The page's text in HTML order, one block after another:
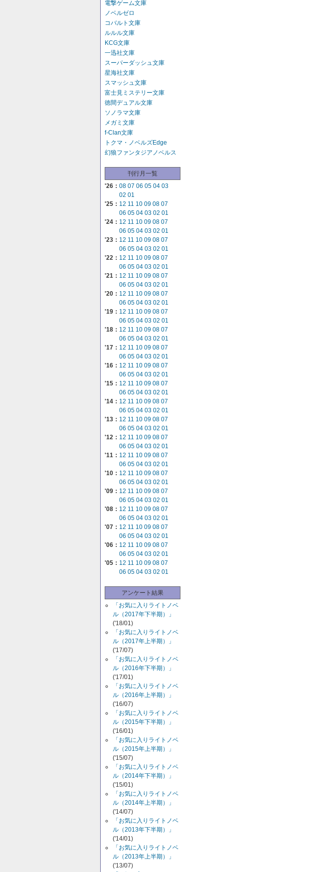
電撃ゲーム文庫
ノベルゼロ
コバルト文庫
ルルル文庫
KCG文庫
一迅社文庫
スーパーダッシュ文庫
星海社文庫
スマッシュ文庫
富士見ミステリー文庫
徳間デュアル文庫
ソノラマ文庫
メガミ文庫
f-Clan文庫
トクマ・ノベルズEdge
幻狼ファンタジアノベルス
刊行月一覧
'26： 08 07 06 05 04 03
02 01
'25： 12 11 10 09 08 07
06 05 04 03 02 01
'24： 12 11 10 09 08 07
06 05 04 03 02 01
'23： 12 11 10 09 08 07
06 05 04 03 02 01
'22： 12 11 10 09 08 07
06 05 04 03 02 01
'21： 12 11 10 09 08 07
06 05 04 03 02 01
'20： 12 11 10 09 08 07
06 05 04 03 02 01
'19： 12 11 10 09 08 07
06 05 04 03 02 01
'18： 12 11 10 09 08 07
06 05 04 03 02 01
'17： 12 11 10 09 08 07
06 05 04 03 02 01
'16： 12 11 10 09 08 07
06 05 04 03 02 01
'15： 12 11 10 09 08 07
06 05 04 03 02 01
'14： 12 11 10 09 08 07
06 05 04 03 02 01
'13： 12 11 10 09 08 07
06 05 04 03 02 01
'12： 12 11 10 09 08 07
06 05 04 03 02 01
'11： 12 11 10 09 08 07
06 05 04 03 02 01
'10： 12 11 10 09 08 07
06 05 04 03 02 01
'09： 12 11 10 09 08 07
06 05 04 03 02 01
'08： 12 11 10 09 08 07
06 05 04 03 02 01
'07： 12 11 10 09 08 07
06 05 04 03 02 01
'06： 12 11 10 09 08 07
06 05 04 03 02 01
'05： 12 11 10 09 08 07
06 05 04 03 02 01
アンケート結果
「お気に入りライトノベ
ル（2017年下半期）」
('18/01)
「お気に入りライトノベ
ル（2017年上半期）」
('17/07)
「お気に入りライトノベ
ル（2016年下半期）」
('17/01)
「お気に入りライトノベ
ル（2016年上半期）」
('16/07)
「お気に入りライトノベ
ル（2015年下半期）」
('16/01)
「お気に入りライトノベ
ル（2015年上半期）」
('15/07)
「お気に入りライトノベ
ル（2014年下半期）」
('15/01)
「お気に入りライトノベ
ル（2014年上半期）」
('14/07)
「お気に入りライトノベ
ル（2013年下半期）」
('14/01)
「お気に入りライトノベ
ル（2013年上半期）」
('13/07)